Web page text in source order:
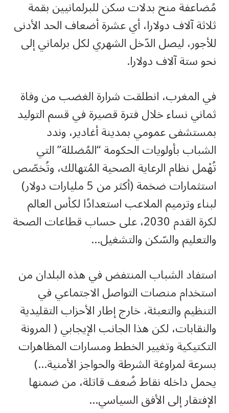
مُضاعفة منح بدلات سكن للبرلمانيين بقمة
ثلاثة آلاف دولارا، أي عشرة أضعاف الحد الأدنى
للأجور، ليصل الدّخل الشهري لكل برلماني إلى
نحو ستة آلاف دولارا.
في المغرب، انطلقت شرارة الغضب من وفاة
ثماني نساء خلال فترة قصيرة في قسم التوليد
بمستشفى عمومي بمدينة أغادير، وندد
الشباب بأولويات الحكومة “المُضللة” التي
تُهْمل نظام الرعاية الصحية المُتهالك، وتُخصّص
استثمارات ضخمة (أكثر من 5 مليارات دولار)
لبناء وترميم الملاعب استعدادًا لكأس العالم
لكرة القدم 2030، على حساب قطاعات الصحة
والتعليم والسّكن والتشغيل…
استفاد الشباب المنتفض في هذه البلدان من
استخدام منصات التواصل الاجتماعي في
التنظيم والتعبئة، خارج إطار الأحزاب التقليدية
والنقابات، لكن هذا الجانب الإيجابي ( المرونة
التكتيكية وتغيير الخطط ومسارات المظاهرات
بسرعة لمراوغة الشرطة والحواجز الأمنية…)
يحمل داخله نقاط ضُعف قاتلة، من ضمنها
الإفتقار إلى الأفق السياسي…